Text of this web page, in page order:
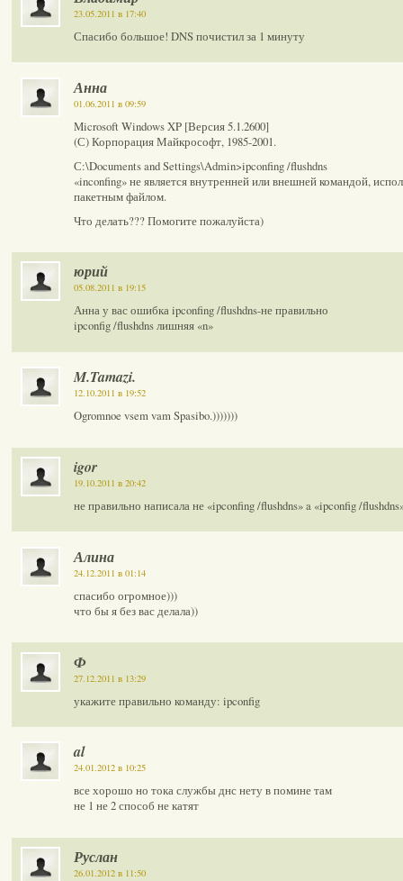
23.05.2011 в 17:40
Спасибо большое! DNS почистил за 1 минуту
Анна
01.06.2011 в 09:59
Microsoft Windows XP [Версия 5.1.2600]
(С) Корпорация Майкрософт, 1985-2001.
С:\Documents and Settings\Admin>ipconfing /flushdns
«inconfing» не является внутренней или внешней командой,
пакетным файлом.
Что делать??? Помогите пожалуйста)
юрий
05.08.2011 в 19:15
Анна у вас ошибка ipconfing /flushdns-не правильно
ipconfig /flushdns лишняя «n»
M.Tamazi.
12.10.2011 в 19:52
Ogromnoe vsem vam Spasibo.)))))))
igor
19.10.2011 в 20:42
не правильно написала не «ipconfing /flushdns» a «ipconfig /
Алина
24.12.2011 в 01:14
спасибо огромное)))
что бы я без вас делала))
Ф
27.12.2011 в 13:29
укажите правильно команду: ipconfig
al
24.01.2012 в 10:25
все хорошо но тока службы днс нету в помине там
не 1 не 2 способ не катят
Руслан
26.01.2012 в 11:50